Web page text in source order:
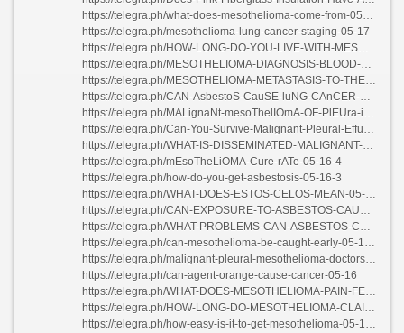
https://telegra.ph/what-does-mesothelioma-come-from-05-16-3
https://telegra.ph/mesothelioma-lung-cancer-staging-05-17
https://telegra.ph/HOW-LONG-DO-YOU-LIVE-WITH-MESOTHELIOMA-05-17
https://telegra.ph/MESOTHELIOMA-DIAGNOSIS-BLOOD-TEST-05-16
https://telegra.ph/MESOTHELIOMA-METASTASIS-TO-THE-BRAIN-05-16
https://telegra.ph/CAN-AsbestoS-CauSE-luNG-CAnCER-05-16-2
https://telegra.ph/MALignaNt-mesoThelIOmA-OF-PlEUra-iCD-10-05-16-2
https://telegra.ph/Can-You-Survive-Malignant-Pleural-Effusion-05-16-2
https://telegra.ph/WHAT-IS-DISSEMINATED-MALIGNANT-MESOTHELIOMA-05-16-2
https://telegra.ph/mEsoTheLiOMA-Cure-rATe-05-16-4
https://telegra.ph/how-do-you-get-asbestosis-05-16-3
https://telegra.ph/WHAT-DOES-ESTOS-CELOS-MEAN-05-16
https://telegra.ph/CAN-EXPOSURE-TO-ASBESTOS-CAUSE-LUNG-CANCER-05-16
https://telegra.ph/WHAT-PROBLEMS-CAN-ASBESTOS-CAUSE-05-16
https://telegra.ph/can-mesothelioma-be-caught-early-05-16-2
https://telegra.ph/malignant-pleural-mesothelioma-doctors-05-16
https://telegra.ph/can-agent-orange-cause-cancer-05-16
https://telegra.ph/WHAT-DOES-MESOTHELIOMA-PAIN-FEEL-LIKE-05-16-2
https://telegra.ph/HOW-LONG-DO-MESOTHELIOMA-CLAIMS-TAKE-05-15
https://telegra.ph/how-easy-is-it-to-get-mesothelioma-05-16-2